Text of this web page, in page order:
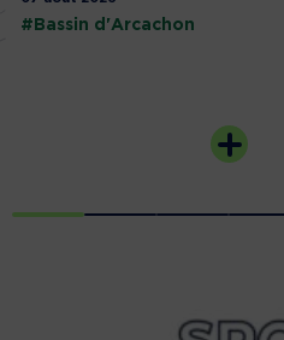
#Bassin d'Arcachon